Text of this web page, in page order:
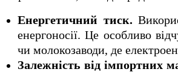
Енергетичний тиск.
енергоносії. Це особливо
чи молокозаводи, де
Залежність від імпортних